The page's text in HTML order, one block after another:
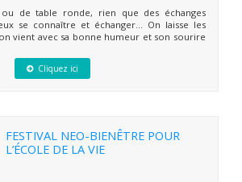
de table ronde, rien que des échanges
se connaître et échanger… On laisse les
vient avec sa bonne humeur et son sourire
Cliquez ici
FESTIVAL NEO-BIENÊTRE POUR
L’ÉCOLE DE LA VIE